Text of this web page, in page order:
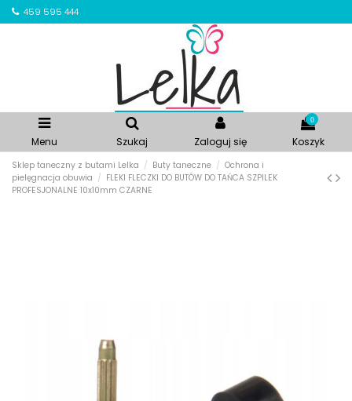
459 595 444
Menu Szukaj Zaloguj się
0
Koszyk
Sklep taneczny z butami Lelka Buty taneczne
Ochrona i
pielęgnacja obuwia
FLEKI FLECZKI DO BUTÓW DO TAŃCA SZPILEK
PROFESJONALNE 10x10mm CZARNE